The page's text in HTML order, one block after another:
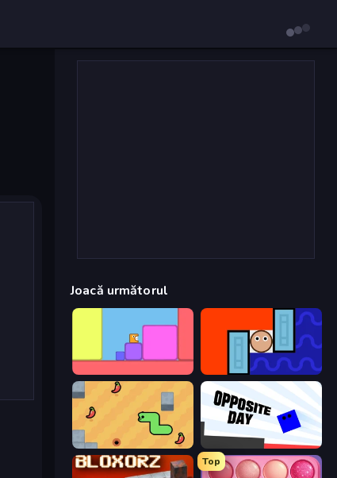
Joacă următorul
Lava and Aqua
SSSPICY! Opposite Day
Top